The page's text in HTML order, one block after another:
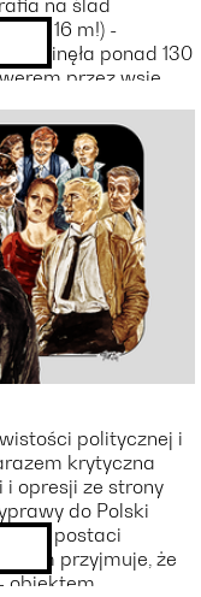
x 16 m!) -
zaginęła ponad 130
przez wsie
w którym każdy
politycznej i
krytyczna
opresji ze strony
do Polski
na postaci
przyjmuje, że
obiektem